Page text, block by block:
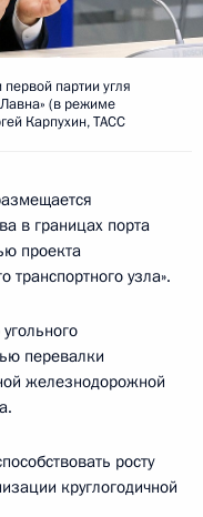
партии угля
(в режиме
Карпухин, ТАСС
в границах порта
проекта
узла».
перевалки
железнодорожной
росту
круглогодичной